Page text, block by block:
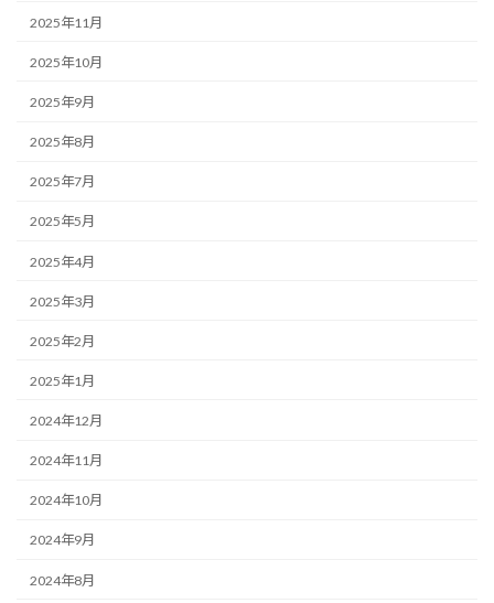
2025年11月
2025年10月
2025年9月
2025年8月
2025年7月
2025年5月
2025年4月
2025年3月
2025年2月
2025年1月
2024年12月
2024年11月
2024年10月
2024年9月
2024年8月